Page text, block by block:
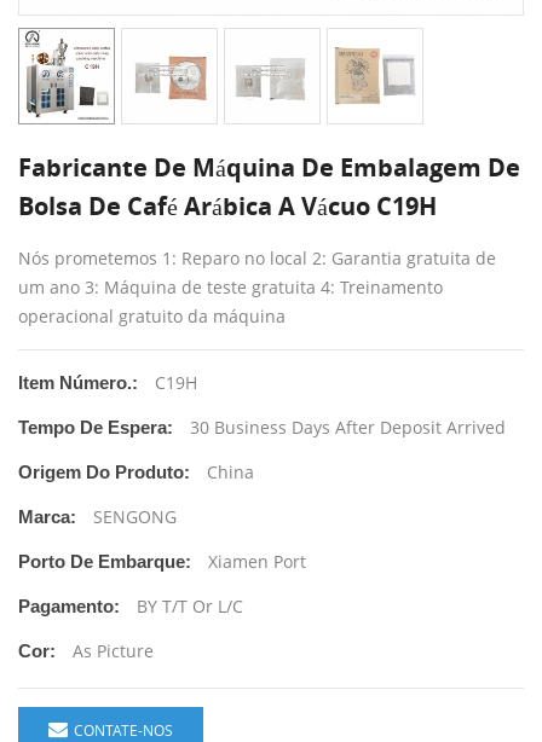
Fabricante De Máquina De Embalagem De
Bolsa De Café Arábica A Vácuo C19H
Nós prometemos 1: Reparo no local 2: Garantia gratuita de
um ano 3: Máquina de teste gratuita 4: Treinamento
operacional gratuito da máquina
Item Número.: C19H
Tempo De Espera: 30 Business Days After Deposit Arrived
Origem Do Produto: China
Marca: SENGONG
Porto De Embarque: Xiamen Port
Pagamento: BY T/T Or L/C
Cor: As Picture
CONTATE-NOS